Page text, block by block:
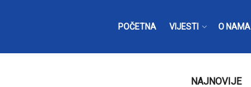
POČETNA VIJESTI O NAMA
NAJNOVIJE